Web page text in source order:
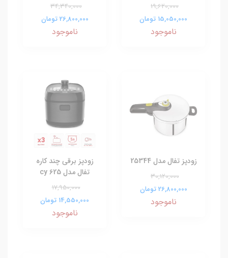
19,620,000
15,050,000 تومان
ناموجود
34,340,000
26,800,000 تومان
ناموجود
زودپز تفال مدل 25344
30,120,000
26,800,000 تومان
ناموجود
زودپز برقی چند کاره
تفال مدل cy 625
17,950,000
14,550,000 تومان
ناموجود